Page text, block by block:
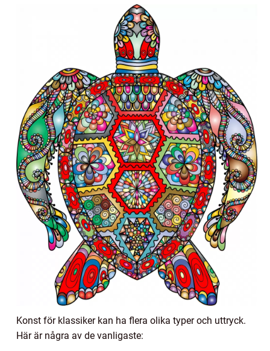
Konst för klassiker kan ha flera olika typer och uttryck.
Här är några av de vanligaste: